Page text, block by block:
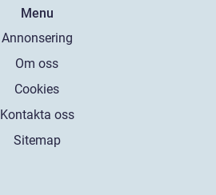
Menu
Annonsering
Om oss
Cookies
Kontakta oss
Sitemap